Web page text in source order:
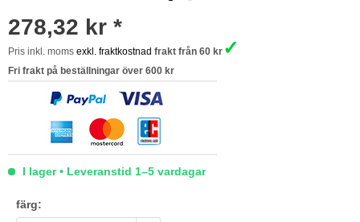
278,32 kr *
Pris inkl. moms exkl. fraktkostnad frakt från 60 kr ✓
Fri frakt på beställningar över 600 kr
I lager • Leveranstid 1–5 vardagar
färg: